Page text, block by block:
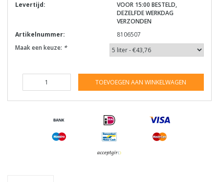
Levertijd:
VOOR 15:00 BESTELD,
DEZELFDE WERKDAG
VERZONDEN
Artikelnummer:
8106507
Maak een keuze: *
TOEVOEGEN AAN WINKELWAGEN